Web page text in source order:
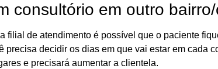
consultório em outro
filial de atendimento é possível que o paciente
precisa decidir os dias em que vai estar em cada
e precisará aumentar a clientela.